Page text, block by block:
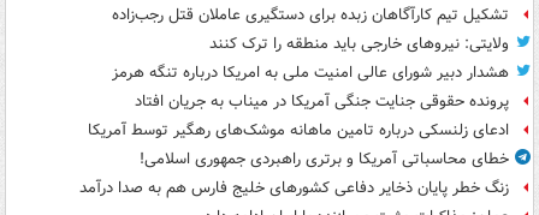
تشکیل تیم کارآگاهان زبده برای دستگیری عاملان قتل رجب‌زاده
ولایتی: نیروهای خارجی باید منطقه را ترک کنند
هشدار دبیر شورای عالی امنیت ملی به امریکا درباره تنگه هرمز
پرونده حقوقی جنایت جنگی آمریکا در میناب به جریان افتاد
ادعای زلنسکی درباره تامین ماهانه موشک‌های رهگیر توسط آمریکا
خطای محاسباتی آمریکا و برتری راهبردی جمهوری اسلامی!
زنگ خطر پایان ذخایر دفاعی کشورهای خلیج فارس هم به صدا درآمد